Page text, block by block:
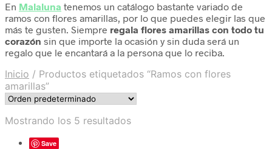
En Malaluna tenemos un catálogo bastante variado de
ramos con flores amarillas, por lo que puedes elegir las que
más te gusten. Siempre regala flores amarillas con todo tu
corazón sin que importe la ocasión y sin duda será un
regalo que le encantará a la persona que lo reciba.
Inicio / Productos etiquetados “Ramos con flores
amarillas”
Mostrando los 5 resultados
Save